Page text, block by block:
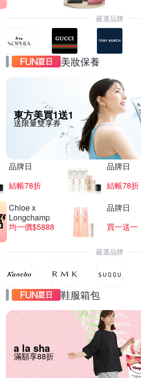
嚴選品牌
美妝保養
東方美買1送1
送限量雙享券
品牌日
結帳78折
品牌日
結帳78折
Chloe x
Longchamp
均一價$5888
品牌日
買一送一
嚴選品牌
鞋服箱包
a la sha
滿額享88折